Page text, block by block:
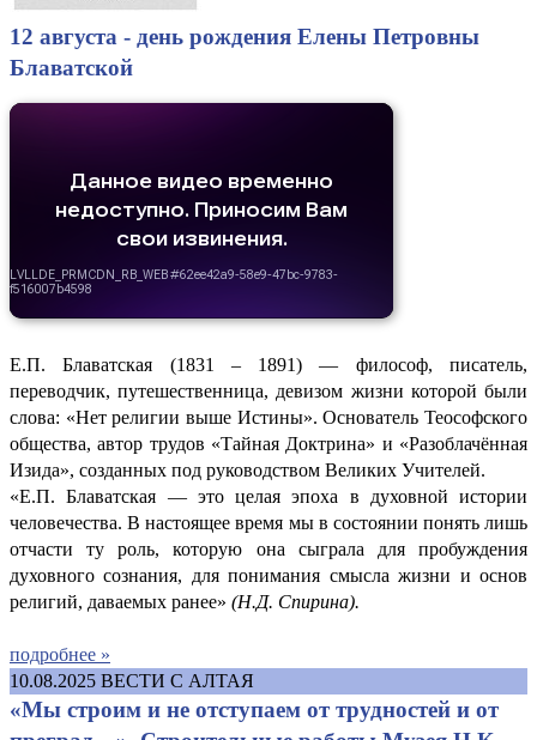
12 августа - день рождения Елены Петровны
Блаватской
Е.П. Блаватская (1831 – 1891) — философ, писатель,
переводчик, путешественница, девизом жизни которой были
слова: «Нет религии выше Истины». Основатель Теософского
общества, автор трудов «Тайная Доктрина» и «Разоблачённая
Изида», созданных под руководством Великих Учителей.
«Е.П. Блаватская — это целая эпоха в духовной истории
человечества. В настоящее время мы в состоянии понять лишь
отчасти ту роль, которую она сыграла для пробуждения
духовного сознания, для понимания смысла жизни и основ
религий, даваемых ранее» (Н.Д. Спирина).
подробнее »
10.08.2025 ВЕСТИ С АЛТАЯ
«Мы строим и не отступаем от трудностей и от